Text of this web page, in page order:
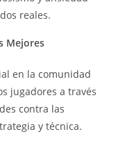
reales.
Mejores
en la comunidad
jugadores a través
contra las
y técnica.